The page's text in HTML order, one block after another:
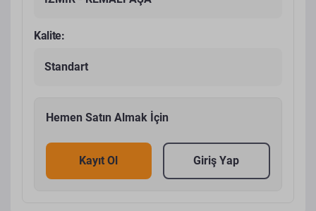
Kalite:
Standart
Hemen Satın Almak İçin
Kayıt Ol Giriş Yap